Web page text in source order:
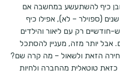
כיף להשתעשע במחשבה אם
(ספוילר – לא), אפילו כיף
חודשיים רק עם ליאור והילדים
אבל יותר מזה, מעניין להסתכל
הזאת ולשאול – מה קרה שם?
טוטאלית מהחברה ולחיות